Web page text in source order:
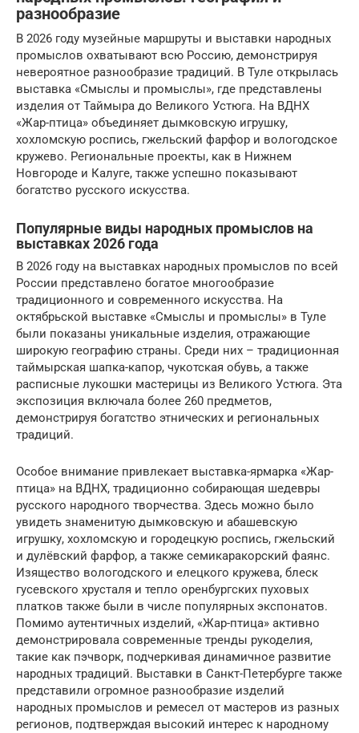
разнообразие
В 2026 году музейные маршруты и выставки народных
промыслов охватывают всю Россию, демонстрируя
невероятное разнообразие традиций. В Туле открылась
выставка «Смыслы и промыслы», где представлены
изделия от Таймыра до Великого Устюга. На ВДНХ
«Жар-птица» объединяет дымковскую игрушку,
хохломскую роспись, гжельский фарфор и вологодское
кружево. Региональные проекты, как в Нижнем
Новгороде и Калуге, также успешно показывают
богатство русского искусства.
Популярные виды народных промыслов на
выставках 2026 года
В 2026 году на выставках народных промыслов по всей
России представлено богатое многообразие
традиционного и современного искусства. На
октябрьской выставке «Смыслы и промыслы» в Туле
были показаны уникальные изделия, отражающие
широкую географию страны. Среди них – традиционная
таймырская шапка-капор, чукотская обувь, а также
расписные лукошки мастерицы из Великого Устюга. Эта
экспозиция включала более 260 предметов,
демонстрируя богатство этнических и региональных
традиций.
Особое внимание привлекает выставка-ярмарка «Жар-
птица» на ВДНХ, традиционно собирающая шедевры
русского народного творчества. Здесь можно было
увидеть знаменитую дымковскую и абашевскую
игрушку, хохломскую и городецкую роспись, гжельский
и дулёвский фарфор, а также семикаракорский фаянс.
Изящество вологодского и елецкого кружева, блеск
гусевского хрусталя и тепло оренбургских пуховых
платков также были в числе популярных экспонатов.
Помимо аутентичных изделий, «Жар-птица» активно
демонстрировала современные тренды рукоделия,
такие как пэчворк, подчеркивая динамичное развитие
народных традиций. Выставки в Санкт-Петербурге также
представили огромное разнообразие изделий
народных промыслов и ремесел от мастеров из разных
регионов, подтверждая высокий интерес к народному